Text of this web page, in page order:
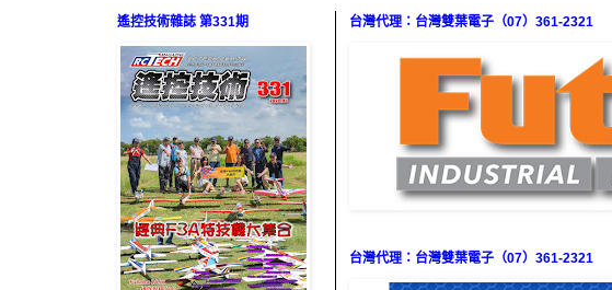
台灣代理：台灣雙葉電子（07）361-2321
台灣代理：台灣雙葉電子（07）361-2321
遙控技術雜誌 第331期